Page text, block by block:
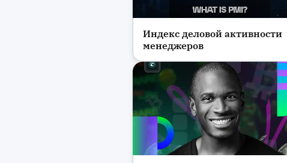
Новости
Индекс деловой активности
менеджеров